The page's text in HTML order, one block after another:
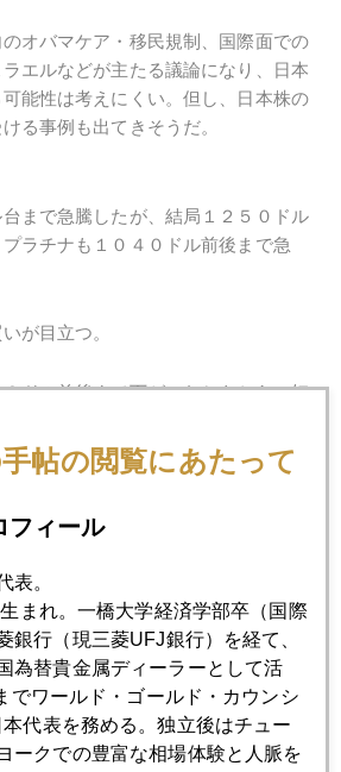
オバマケア・移民規制、国際面での
エルなどが主たる議論になり、日本
能性は考えにくい。但し、日本株の
る事例も出てきそうだ。
まで急騰したが、結局１２５０ドル
ラチナも１０４０ドル前後まで急
が目立つ。
ドル前後まで下がったときから、短
のような展開になりそう。但し、こ
ンドの現物需要はついてこない。先
2017年
3月 4月 5月 6月
9月 10月 11月 12月
帖の閲覧にあたって
フィール
表。
まれ。一橋大学経済学部卒（国際
銀行（現三菱UFJ銀行）を経て、
為替貴金属ディーラーとして活
でワールド・ゴールド・カウンシ
代表を務める。独立後はチュー
ークでの豊富な相場体験と人脈を